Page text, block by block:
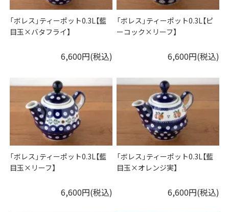
「ボレス」ティーポット0.3L【藍
目玉×バタフライ】
6,600円(税込)
「ボレス」ティーポット0.3L【ピ
ーコック×リーフ】
6,600円(税込)
「ボレス」ティーポット0.3L【藍
目玉×リーフ】
6,600円(税込)
「ボレス」ティーポット0.3L【藍
目玉×オレンジ実】
6,600円(税込)